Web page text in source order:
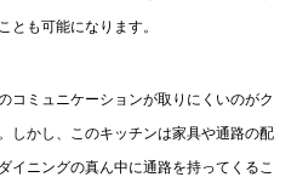
とも可能になります。
コミュニケーションが取りにくいのがク
しかし、このキッチンは家具や通路の配
イニングの真ん中に通路を持ってくるこ